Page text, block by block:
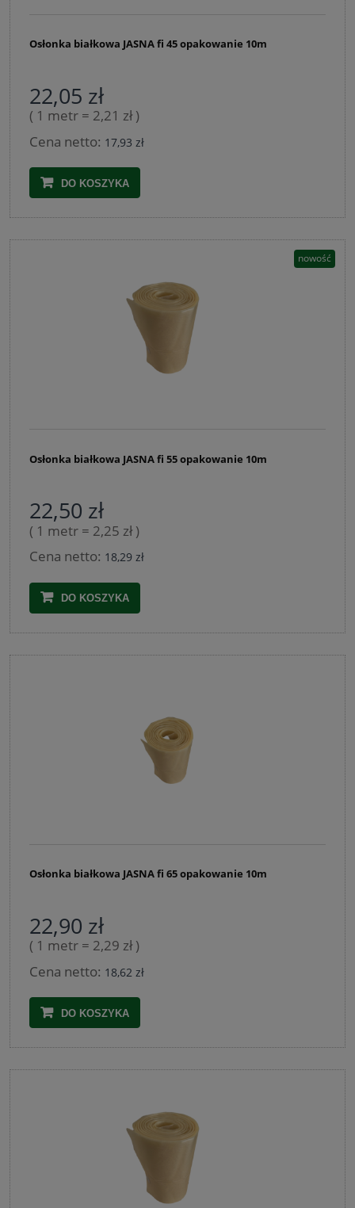
Osłonka białkowa JASNA fi 45 opakowanie 10m
22,05 zł
( 1 metr = 2,21 zł )
Cena netto: 17,93 zł
DO KOSZYKA
Osłonka białkowa JASNA fi 55 opakowanie 10m
22,50 zł
( 1 metr = 2,25 zł )
Cena netto: 18,29 zł
DO KOSZYKA
nowość
Osłonka białkowa JASNA fi 65 opakowanie 10m
22,90 zł
( 1 metr = 2,29 zł )
Cena netto: 18,62 zł
DO KOSZYKA